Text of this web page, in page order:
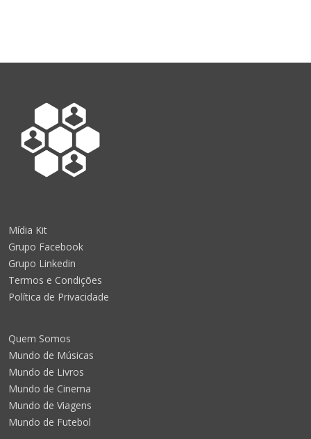
Mídia Kit
Grupo Facebook
Grupo Linkedin
Termos e Condições
Política de Privacidade
Quem Somos
Mundo de Músicas
Mundo de Livros
Mundo de Cinema
Mundo de Viagens
Mundo de Futebol